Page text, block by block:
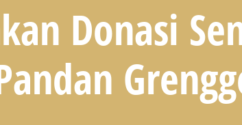
Donasi